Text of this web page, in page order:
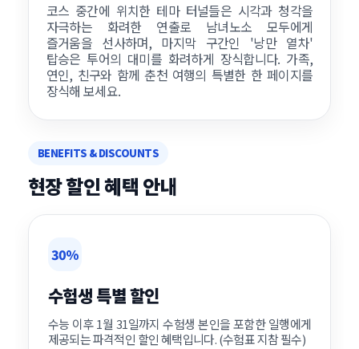
코스 중간에 위치한 테마 터널들은 시각과 청각을
자극하는 화려한 연출로 남녀노소 모두에게
즐거움을 선사하며, 마지막 구간인 '낭만 열차'
탑승은 투어의 대미를 화려하게 장식합니다. 가족,
연인, 친구와 함께 춘천 여행의 특별한 한 페이지를
장식해 보세요.
BENEFITS & DISCOUNTS
현장 할인 혜택 안내
30%
수험생 특별 할인
수능 이후 1월 31일까지 수험생 본인을 포함한 일행에게
제공되는 파격적인 할인 혜택입니다. (수험표 지참 필수)